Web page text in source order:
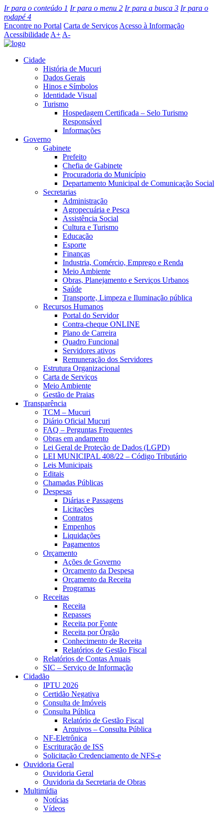
Ir para o conteúdo 1 Ir para o menu 2 Ir para a busca 3 Ir para o
rodapé4
Encontre no Portal Carta de Serviços Acesso à Informação
Acessibilidade A+ A-
Cidade
História de Mucuri
Dados Gerais
Hinos e Símbolos
Identidade Visual
Turismo
Hospedagem Certificada – Selo Turismo
Responsável
Informações
Governo
Gabinete
Prefeito
Chefia de Gabinete
Procuradoria do Município
Departamento Municipal de Comunicação Social
Secretarias
Administração
Agropecuária e Pesca
Assistência Social
Cultura e Turismo
Educação
Esporte
Finanças
Industria, Comércio, Emprego e Renda
Meio Ambiente
Obras, Planejamento e Serviços Urbanos
Saúde
Transporte, Limpeza e Iluminação pública
Recursos Humanos
Portal do Servidor
Contra-cheque ONLINE
Plano de Carreira
Quadro Funcional
Servidores ativos
Remuneração dos Servidores
Estrutura Organizacional
Carta de Serviços
Meio Ambiente
Gestão de Praias
Transparência
TCM – Mucuri
Diário Oficial Mucuri
FAQ – Perguntas Frequentes
Obras em andamento
Lei Geral de Proteção de Dados (LGPD)
LEI MUNICIPAL 408/22 – Código Tributário
Leis Municipais
Editais
Chamadas Públicas
Despesas
Diárias e Passagens
Licitações
Contratos
Empenhos
Liquidações
Pagamentos
Orçamento
Ações de Governo
Orçamento da Despesa
Orçamento da Receita
Programas
Receitas
Receita
Repasses
Receita por Fonte
Receita por Órgão
Conhecimento de Receita
Relatórios de Gestão Fiscal
Relatórios de Contas Anuais
SIC – Serviço de Informação
Cidadão
IPTU 2026
Certidão Negativa
Consulta de Imóveis
Consulta Pública
Relatório de Gestão Fiscal
Arquivos – Consulta Pública
NF-Eletrônica
Escrituração de ISS
Solicitação Credenciamento de NFS-e
Ouvidoria Geral
Ouvidoria Geral
Ouvidoria da Secretaria de Obras
Multimídia
Notícias
Vídeos